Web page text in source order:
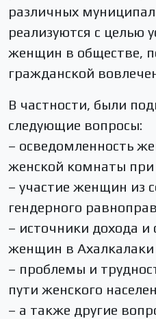
различных
реализуются с целью
женщин в обществе,
гражданской
В частности, были
следующие вопросы:
– осведомленность
женской комнаты
– участие женщин из
гендерного
– источники дохода и
женщин в Ахалкалаки
– проблемы и
пути женского
– а также другие